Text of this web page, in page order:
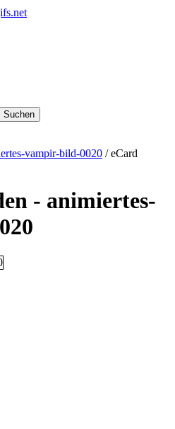
Suchen
vampir-bild-0020 / eCard
- animiertes-